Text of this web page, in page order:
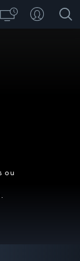
ou